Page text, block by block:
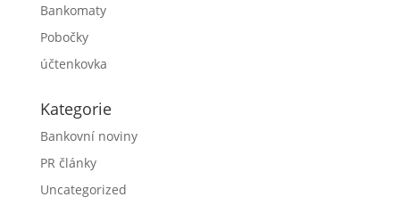
Bankomaty
Pobočky
účtenkovka
Kategorie
Bankovní noviny
PR články
Uncategorized